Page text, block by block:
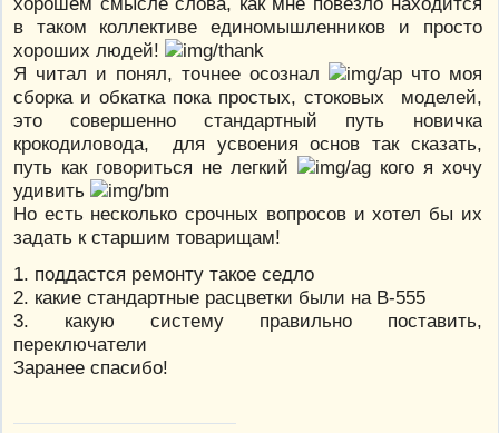
в таком коллективе единомышленников и просто
хороших людей!
Я читал и понял, точнее осознал
что моя
сборка и обкатка пока простых, стоковых моделей,
это совершенно стандартный путь новичка
крокодиловода, для усвоения основ так сказать,
путь как говориться не легкий
кого я хочу
удивить
Но есть несколько срочных вопросов и хотел бы их
задать к старшим товарищам!
1. поддастся ремонту такое седло
2. какие стандартные расцветки были на В-555
3. какую систему правильно поставить,
переключатели
Заранее спасибо!